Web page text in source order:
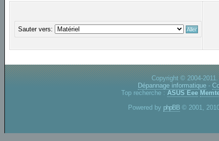
Sauter vers:
Copyright © 2004-
Dépannage informatique -
Top recherche : ASUS Eee
Powered by phpBB © 2001,